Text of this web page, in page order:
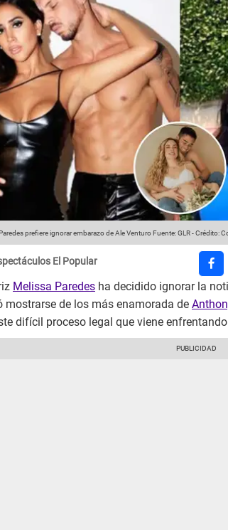
prefiere ignorar embarazo de Ale Venturo Fuente: GLR-Crédito:
El Popular
Melissa Paredes ha decidido ignorar la
mostrarse de los más enamorada de
difícil proceso legal que viene